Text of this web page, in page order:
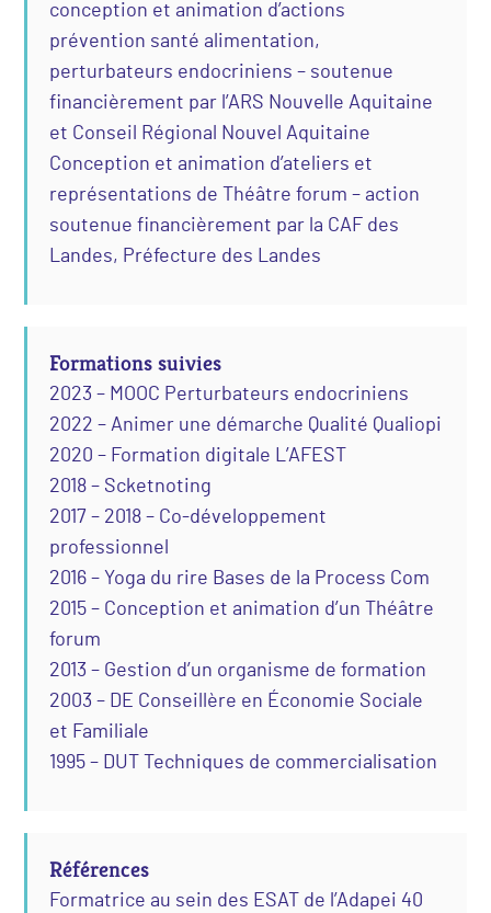
conception et animation d’actions
prévention santé alimentation,
perturbateurs endocriniens – soutenue
financièrement par l’ARS Nouvelle Aquitaine
et Conseil Régional Nouvel Aquitaine
Conception et animation d’ateliers et
représentations de Théâtre forum – action
soutenue financièrement par la CAF des
Landes, Préfecture des Landes
Formations suivies
2023 – MOOC Perturbateurs endocriniens
2022 – Animer une démarche Qualité Qualiopi
2020 – Formation digitale L’AFEST
2018 – Scketnoting
2017 – 2018 – Co-développement
professionnel
2016 – Yoga du rire Bases de la Process Com
2015 – Conception et animation d’un Théâtre
forum
2013 – Gestion d’un organisme de formation
2003 – DE Conseillère en Économie Sociale
et Familiale
1995 – DUT Techniques de commercialisation
Références
Formatrice au sein des ESAT de l’Adapei 40